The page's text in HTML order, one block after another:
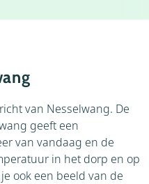
van Nesselwang. De
geeft een
van vandaag en de
in het dorp en op
ook een beeld van de